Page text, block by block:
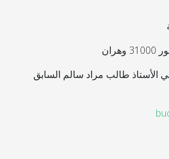
الأستاذ طالب مراد سالم السابق